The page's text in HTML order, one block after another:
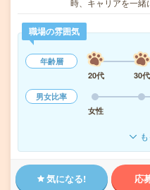
時、キャリアを一
職場の雰囲気
年齢層
20代
30代
男女比率
女性
気になる! 応